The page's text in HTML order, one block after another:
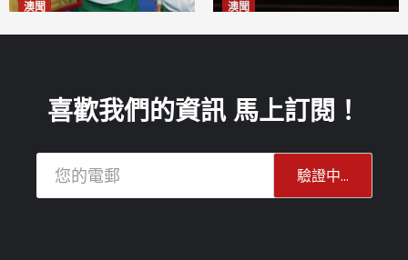
澳聞 澳聞
喜歡我們的資訊 馬上訂閱！